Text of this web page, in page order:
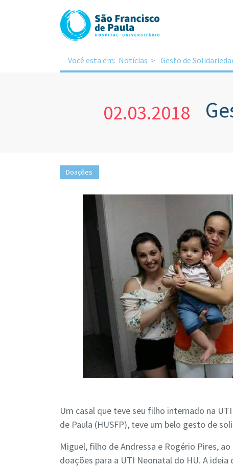
Você esta em: Notícias Gesto de
02.03.2018
Doações
Um casal que teve seu filho internado na
de Paula (HUSFP), teve um belo gesto de
Miguel, filho de Andressa e Rogério Pires,
doações para a UTI Neonatal do HU. A